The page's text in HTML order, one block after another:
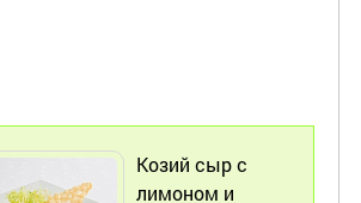
Козий сыр с
лимоном и